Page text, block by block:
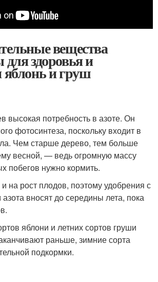
вещества
здоровья и
яблонь и груш
высокая потребность в азоте. Он
фотосинтеза, поскольку входит в
Чем старше дерево, тем больше
весной, — ведь огромную массу
побегов нужно кормить.
и на рост плодов, поэтому удобрения с
вносят до середины лета, пока
яблони и летних сортов груши
раньше, зимние сорта
подкормки.